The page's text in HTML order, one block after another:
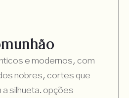
e modernos, com
nobres, cortes que
a silhueta. opções